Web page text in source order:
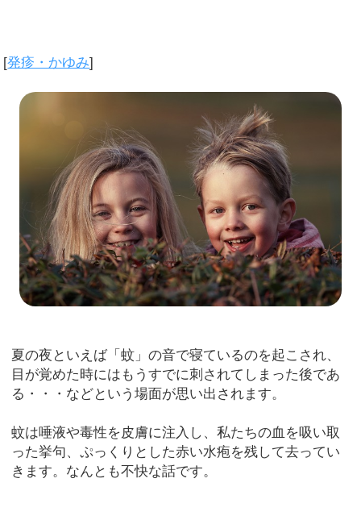
[発疹・かゆみ]
夏の夜といえば「蚊」の音で寝ているのを起こされ、
目が覚めた時にはもうすでに刺されてしまった後であ
る・・・などという場面が思い出されます。
蚊は唾液や毒性を皮膚に注入し、私たちの血を吸い取
った挙句、ぷっくりとした赤い水疱を残して去ってい
きます。なんとも不快な話です。